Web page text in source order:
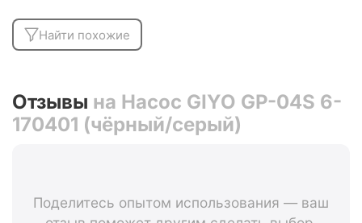
Найти похожие
Отзывы на Насос GIYO GP-04S 6-
170401 (чёрный/серый)
Поделитесь опытом использования — ваш